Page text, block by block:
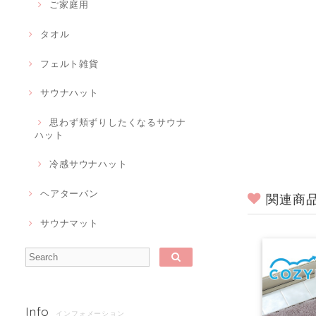
ご家庭用
タオル
フェルト雑貨
サウナハット
思わず頬ずりしたくなるサウナ
ハット
冷感サウナハット
ヘアターバン
サウナマット
Info インフォメーション
関連商